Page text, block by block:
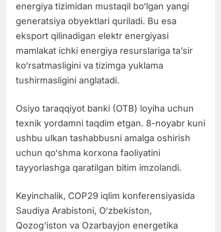
energiya tizimidan mustaqil bo‘lgan yangi
generatsiya obyektlari quriladi. Bu esa
eksport qilinadigan elektr energiyasi
mamlakat ichki energiya resurslariga ta’sir
ko‘rsatmasligini va tizimga yuklama
tushirmasligini anglatadi.
Osiyo taraqqiyot banki (OTB) loyiha uchun
texnik yordamni taqdim etgan. 8-noyabr kuni
ushbu ulkan tashabbusni amalga oshirish
uchun qo‘shma korxona faoliyatini
tayyorlashga qaratilgan bitim imzolandi.
Keyinchalik, COP29 iqlim konferensiyasida
Saudiya Arabistoni, O‘zbekiston,
Qozog‘iston va Ozarbayjon energetika